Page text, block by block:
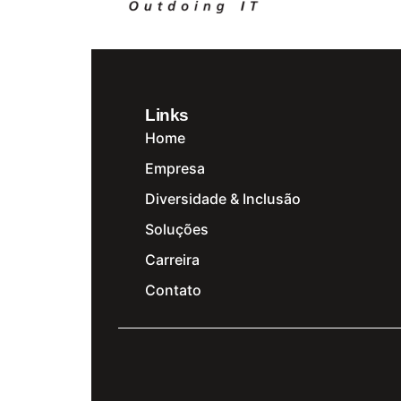
Links
Home
Empresa
Diversidade & Inclusão
Soluções
Carreira
Contato